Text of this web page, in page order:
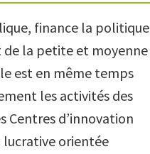
finance la politique
la petite et moyenne
est en même temps
les activités des
Centres d’innovation
lucrative orientée